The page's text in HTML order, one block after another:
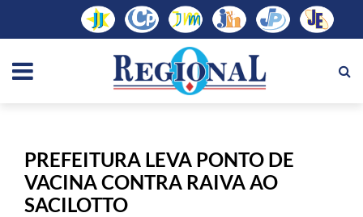
PREFEITURA LEVA PONTO DE
VACINA CONTRA RAIVA AO
SACILOTTO